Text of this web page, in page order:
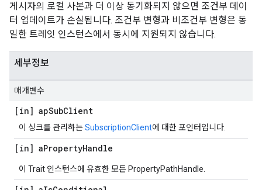
게시자의 로컬 사본과 더 이상 동기화되지 않으면 조건부 데이
터 업데이트가 손실됩니다. 조건부 변형과 비조건부 변형은 동
일한 트레잇 인스턴스에서 동시에 지원되지 않습니다.
세부정보
매개변수
[in] apSubClient
이 싱크를 관리하는SubscriptionClient에 대한 포인터입니다.
[in] aPropertyHandle
이 Trait 인스턴스에 유효한 모든 PropertyPathHandle.